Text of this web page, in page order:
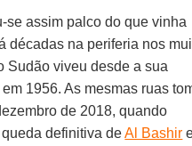
se assim palco do que vinha
décadas na periferia nos
Sudão viveu desde a sua
1956. As mesmas ruas
de 2018, quando
definitiva deAl Bashir